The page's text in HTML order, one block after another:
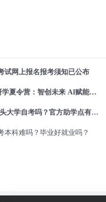
试网上报名报考须知已公布
2026年深大优课 AI 研学夏令营：智创未来 AI赋能成长
初中/小学文凭能报汕头大学自考吗？官方助学点有哪些？怎么报名？
本科难吗？毕业好就业吗？